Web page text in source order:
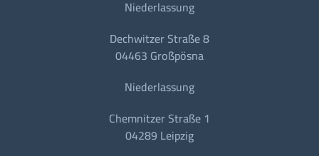
Niederlassung
Dechwitzer Straße 8
04463 Großpösna
Niederlassung
Chemnitzer Straße 1
04289 Leipzig